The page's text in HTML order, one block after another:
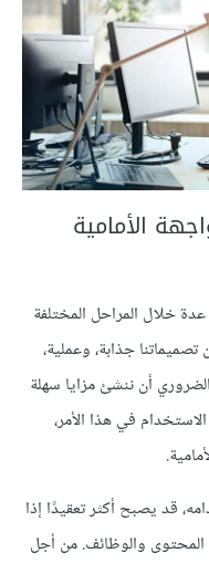
الأمامية
خلال المراحل المختلفة
جذابة، وعملية،
أن ننشئ مزايا سهلة
في هذا الأمر،
قد يصبح أكثر تعقيدًا إذا
المحتوى والوظائف. من أجل